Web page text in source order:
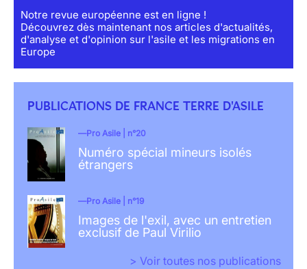
Notre revue européenne est en ligne !
Découvrez dès maintenant nos articles d'actualités,
d'analyse et d'opinion sur l'asile et les migrations en
Europe
PUBLICATIONS DE FRANCE TERRE D'ASILE
Pro Asile | n°20
Numéro spécial mineurs isolés
étrangers
Pro Asile | n°19
Images de l'exil, avec un entretien
exclusif de Paul Virilio
> Voir toutes nos publications